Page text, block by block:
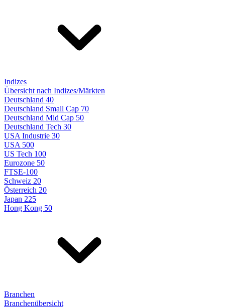
Indizes
Übersicht nach Indizes/Märkten
Deutschland 40
Deutschland Small Cap 70
Deutschland Mid Cap 50
Deutschland Tech 30
USA Industrie 30
USA 500
US Tech 100
Eurozone 50
FTSE-100
Schweiz 20
Österreich 20
Japan 225
Hong Kong 50
Branchen
Branchenübersicht